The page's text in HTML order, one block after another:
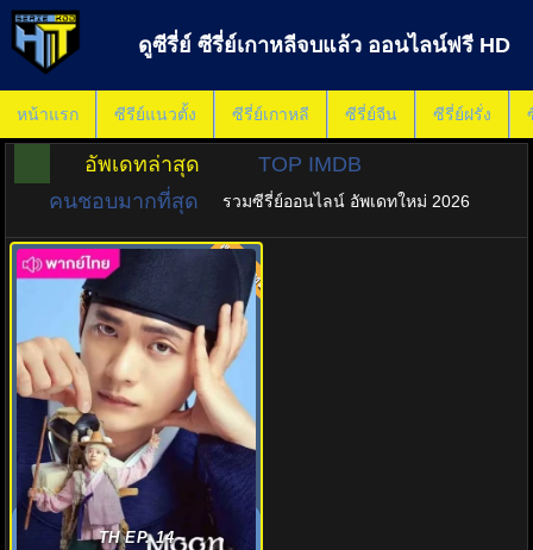
ดูซีรี่ย์ ซีรี่ย์เกาหลีจบแล้ว ออนไลน์ฟรี HD
หน้าแรก ซีรีย์แนวตั้ง ซีรี่ย์เกาหลี ซีรี่ย์จีน ซีรี่ย์ฝรั่ง
อัพเดทล่าสุด
TOP IMDB
คนชอบมากที่สุด
รวมซีรี่ย์ออนไลน์ อัพเดทใหม่ 2026
เงาจันทร์สลับร่าง (2025) Moon
River พากย์ไทย EP.1-14 (จบ)
8.0 พากย์ไทย
TH EP. 14